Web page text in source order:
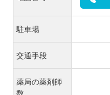
駐車場
交通手段
薬局の薬剤師